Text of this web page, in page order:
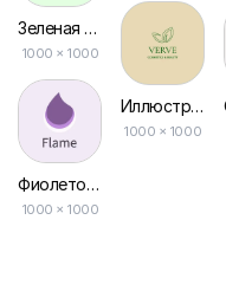
Зеленая Натуральная Косметика, Красота, Иллюстрация Листа, Логотип
1000 × 1000
Фиолетовый Логотип Капли Пламени
1000 × 1000
Иллюстрация Зелёного Листа Ботанический Косметический Красоты Логотип
1000 × 1000